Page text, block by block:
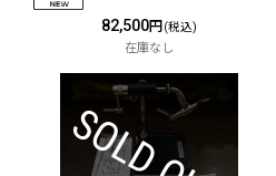
82,500円 (税込)
在庫なし